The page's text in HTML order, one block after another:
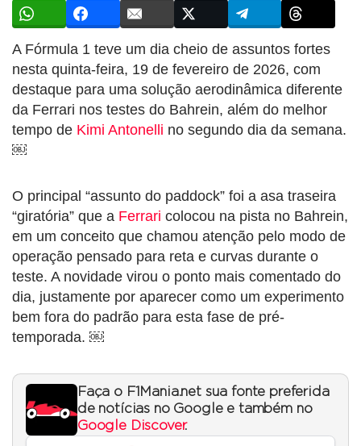
A Fórmula 1 teve um dia cheio de assuntos fortes
nesta quinta-feira, 19 de fevereiro de 2026, com
destaque para uma solução aerodinâmica diferente
da Ferrari nos testes do Bahrein, além do melhor
tempo de Kimi Antonelli no segundo dia da semana.
￼
O principal “assunto do paddock” foi a asa traseira
“giratória” que a Ferrari colocou na pista no Bahrein,
em um conceito que chamou atenção pelo modo de
operação pensado para reta e curvas durante o
teste. A novidade virou o ponto mais comentado do
dia, justamente por aparecer como um experimento
bem fora do padrão para esta fase de pré-
temporada. ￼
Faça o F1Mania.net sua fonte preferida
de notícias no Google e também no
Google Discover.